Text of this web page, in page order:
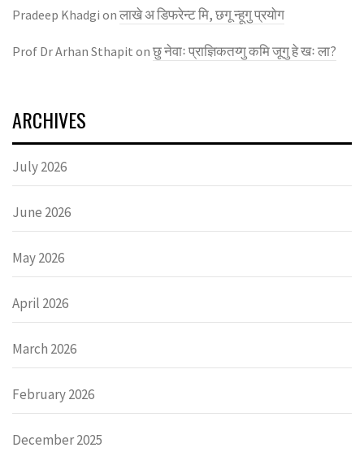
Pradeep Khadgi on लाखे अ डिफरेन्ट मि, छगू न्हूगु प्रयाेग
Prof Dr Arhan Sthapit on छु नेवाः प्राज्ञिकतय्गु कमि जूगु हे खः ला?
ARCHIVES
July 2026
June 2026
May 2026
April 2026
March 2026
February 2026
December 2025